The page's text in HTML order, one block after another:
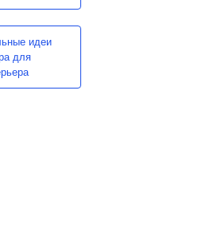
идеи
для